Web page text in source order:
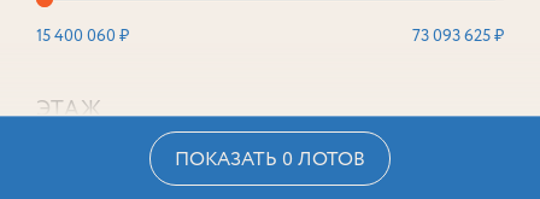
15 400 060 ₽ 73 093 625 ₽
ЭТАЖ
ПОКАЗАТЬ 0 ЛОТОВ